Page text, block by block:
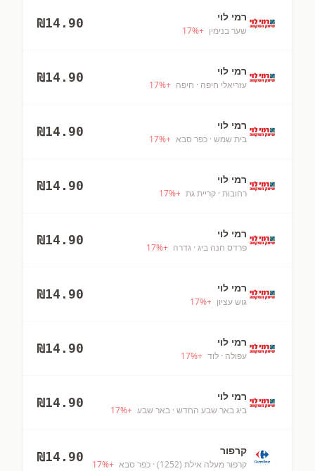
רמי לוי
שער בנימין +
17%
₪14.90
רמי לוי
עזריאלי חיפה · חיפה +
17%
₪14.90
רמי לוי
בית שמש · כפר סבא +
17%
₪14.90
רמי לוי
רחובות · קריית גת +
17%
₪14.90
רמי לוי
פרדס חנה ביג · גדרה +
17%
₪14.90
רמי לוי
גוש עציון +
17%
₪14.90
רמי לוי
עפולה · לוד +
17%
₪14.90
רמי לוי
ביג באר שבע החדש · באר שבע +
17%
₪14.90
קרפור
קרפור מעלה אילת (1252) · כפר סבא +
17%
₪14.90